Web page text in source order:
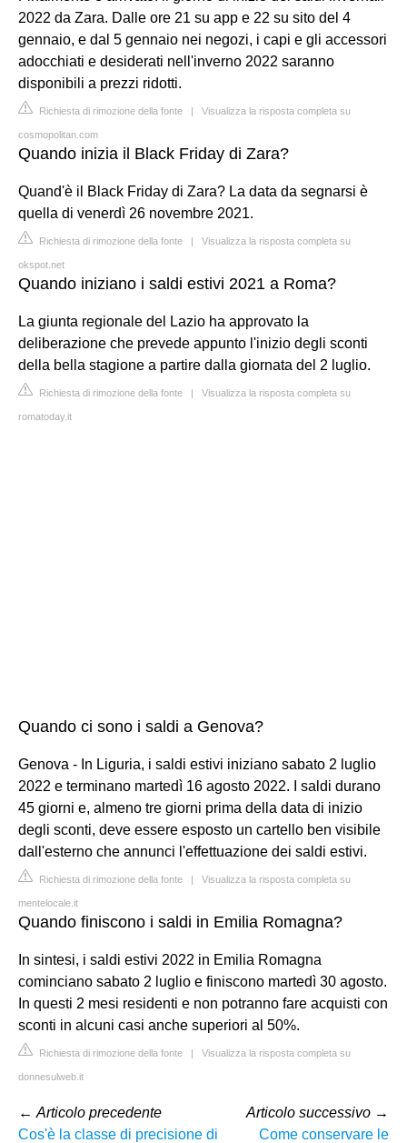
2022 da Zara. Dalle ore 21 su app e 22 su sito del 4
gennaio, e dal 5 gennaio nei negozi, i capi e gli accessori
adocchiati e desiderati nell'inverno 2022 saranno
disponibili a prezzi ridotti.
Richiesta di rimozione della fonte | Visualizza la risposta completa su
cosmopolitan.com
Quando inizia il Black Friday di Zara?
Quand'è il Black Friday di Zara? La data da segnarsi è
quella di venerdì 26 novembre 2021.
Richiesta di rimozione della fonte | Visualizza la risposta completa su
okspot.net
Quando iniziano i saldi estivi 2021 a Roma?
La giunta regionale del Lazio ha approvato la
deliberazione che prevede appunto l'inizio degli sconti
della bella stagione a partire dalla giornata del 2 luglio.
Richiesta di rimozione della fonte | Visualizza la risposta completa su
romatoday.it
Quando ci sono i saldi a Genova?
Genova - In Liguria, i saldi estivi iniziano sabato 2 luglio
2022 e terminano martedì 16 agosto 2022. I saldi durano
45 giorni e, almeno tre giorni prima della data di inizio
degli sconti, deve essere esposto un cartello ben visibile
dall'esterno che annunci l'effettuazione dei saldi estivi.
Richiesta di rimozione della fonte | Visualizza la risposta completa su
mentelocale.it
Quando finiscono i saldi in Emilia Romagna?
In sintesi, i saldi estivi 2022 in Emilia Romagna
cominciano sabato 2 luglio e finiscono martedì 30 agosto.
In questi 2 mesi residenti e non potranno fare acquisti con
sconti in alcuni casi anche superiori al 50%.
Richiesta di rimozione della fonte | Visualizza la risposta completa su
donnesulweb.it
← Articolo precedente
Cos'è la classe di precisione di
Articolo successivo →
Come conservare le